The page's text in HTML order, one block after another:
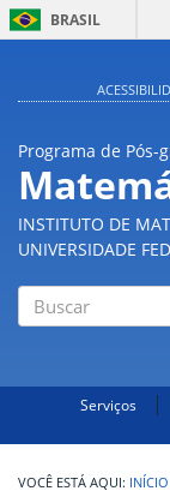
BRASIL
Programa de Pós-
INSTITUTO DE
UNIVERSIDADE
Serviços
INÍCIO